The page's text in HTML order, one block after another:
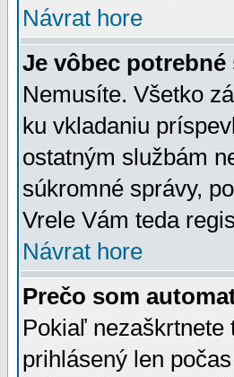
Návrat hore
Je vôbec
Nemusíte. Všetko
ku vkladaniu
ostatným službám
súkromné správy,
Vrele Vám teda
Návrat hore
Prečo som
Pokiaľ nezaškrtnete
prihlásený len